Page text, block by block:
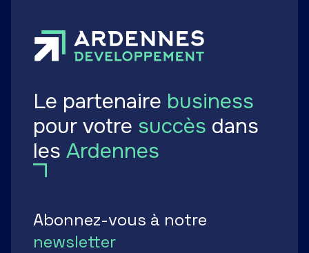
Le partenaire business
pour votre succès dans
les Ardennes
Abonnez-vous à notre
newsletter